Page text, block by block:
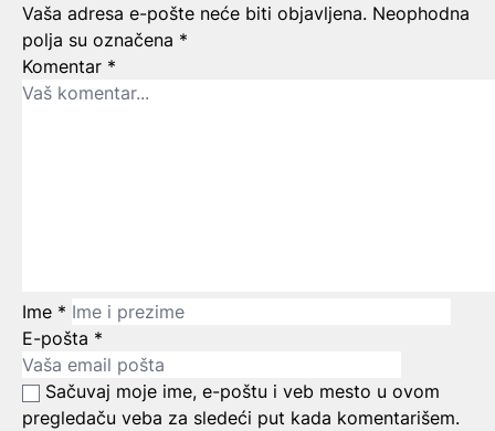
Ostavite odgovor
Vaša adresa e-pošte neće biti objavljena. Neophodna
polja su označena *
Komentar *
Ime *
E-pošta *
Sačuvaj moje ime, e-poštu i veb mesto u ovom
pregledaču veba za sledeći put kada komentarišem.